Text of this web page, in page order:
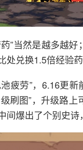
”当然是越多越
处兑换1.5倍经验药
疲劳”，6.16更
刷图”，升级路
间爆出了个别史诗